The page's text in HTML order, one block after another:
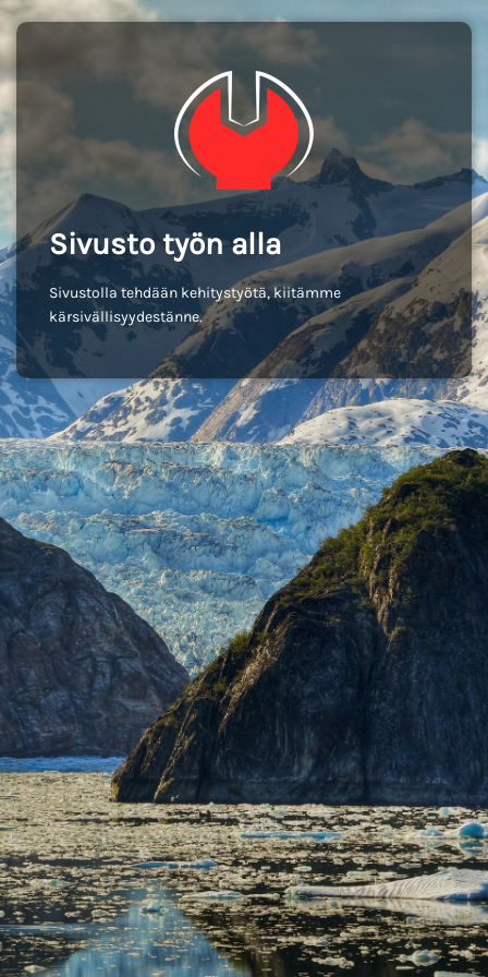
Sivusto työn alla
Sivustolla tehdään kehitystyötä, kiitämme
kärsivällisyydestänne.